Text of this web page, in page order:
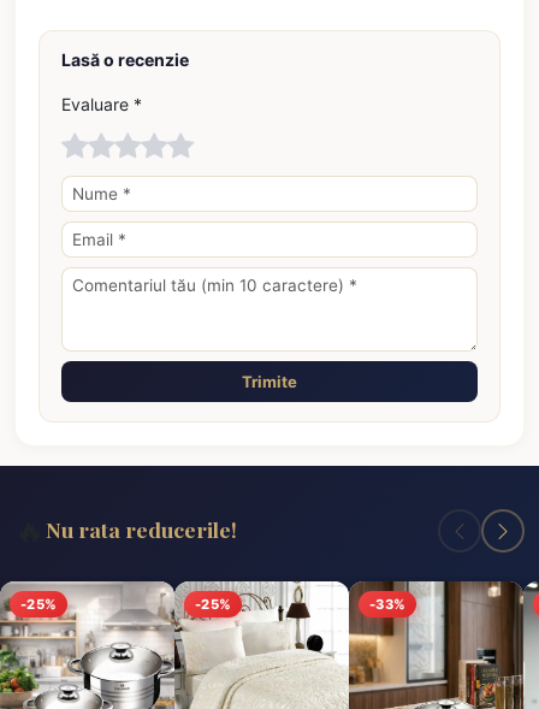
Lasă o recenzie
Evaluare *
Trimite
Nu rata reducerile!
-25% -25% -33%